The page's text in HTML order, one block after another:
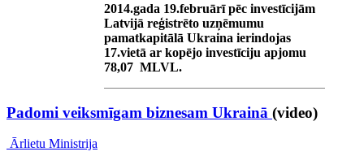
2014.gada 19.februārī pēc investīcijām
Latvijā reģistrēto uzņēmumu
pamatkapitālā Ukraina ierindojas
17.vietā ar kopējo investīciju apjomu
78,07 MLVL.
Padomi veiksmīgam biznesam Ukrainā (video)
Ārlietu Ministrija